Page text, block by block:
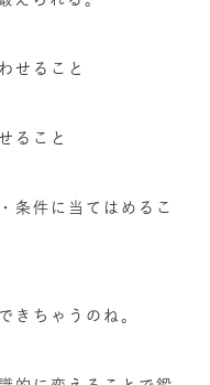
せること
ること
条件に当てはめるこ
きちゃうのね。